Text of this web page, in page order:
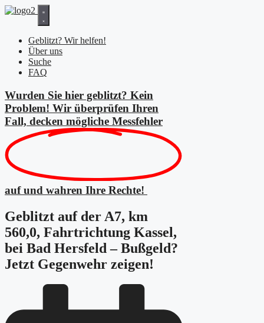
Zum
Geblitzt? Wir helfen!
Über uns
Suche
FAQ
Wurden Sie hier geblitzt? Kein
Problem! Wir überprüfen Ihren
Fall, decken mögliche Messfehler
auf und wahren Ihre Rechte!
Geblitzt auf der A7, km
560,0, Fahrtrichtung Kassel,
bei Bad Hersfeld – Bußgeld?
Jetzt Gegenwehr zeigen!